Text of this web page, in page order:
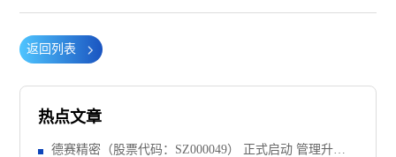
返回列表
热点文章
德赛精密（股票代码：SZ000049） 正式启动 管理升级&